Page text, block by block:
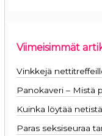
Viimeisimmät
Vinkkejä
Panokaveri – Mistä
Kuinka löytää
Paras seksiseuraa